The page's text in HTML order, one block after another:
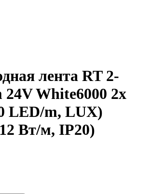
лента RT 2-
24V White6000 2x
LED/m, LUX)
Вт/м, IP20)